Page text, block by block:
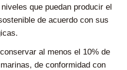
que puedan producir el
de acuerdo con sus
al menos el 10% de
de conformidad con